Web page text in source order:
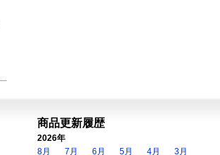
商品更新履歴
2026年
8月
7月 6月 5月 4月 3月